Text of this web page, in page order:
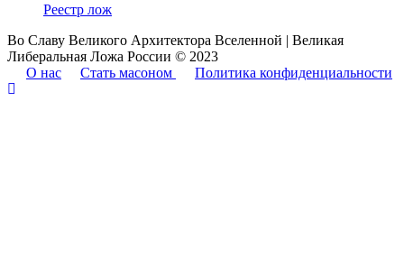
Реестр лож
Во Славу Великого Архитектора Вселенной | Великая
Либеральная Ложа России © 2023
О нас
Стать масоном Политика конфиденциальности